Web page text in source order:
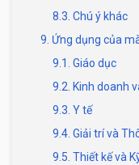
8.3. Chú ý khác
9. Ứng dụng của
9.1. Giáo dục
9.2. Kinh doanh
9.3. Y tế
9.4. Giải trí và
9.5. Thiết kế và